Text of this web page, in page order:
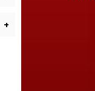
+